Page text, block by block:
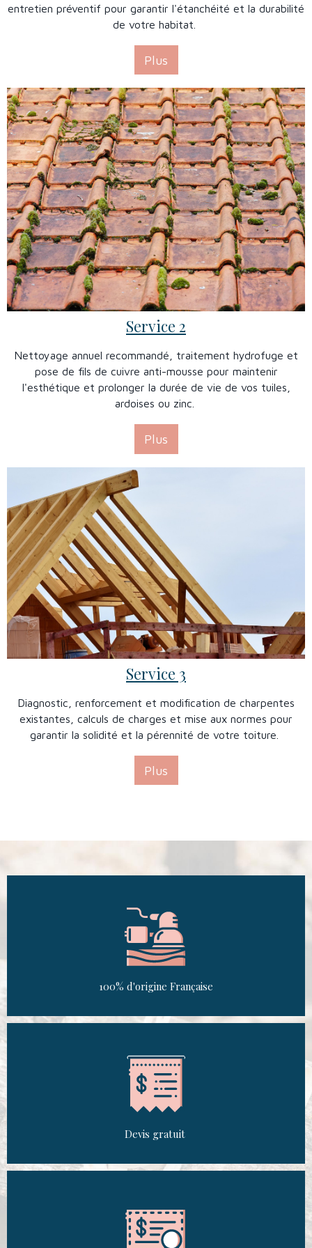
entretien préventif pour garantir l'étanchéité et la durabilité
de votre habitat.
Plus
Service 2
Nettoyage annuel recommandé, traitement hydrofuge et
pose de fils de cuivre anti-mousse pour maintenir
l'esthétique et prolonger la durée de vie de vos tuiles,
ardoises ou zinc.
Plus
Service 3
Diagnostic, renforcement et modification de charpentes
existantes, calculs de charges et mise aux normes pour
garantir la solidité et la pérennité de votre toiture.
Plus
100% d'origine Française
Devis gratuit